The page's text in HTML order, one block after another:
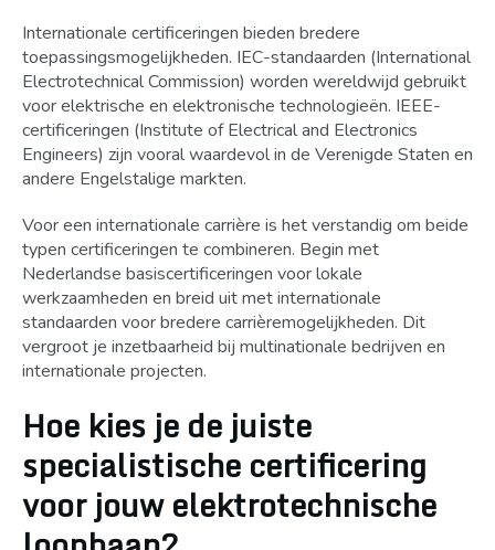
Internationale certificeringen bieden bredere
toepassingsmogelijkheden. IEC-standaarden (International
Electrotechnical Commission) worden wereldwijd gebruikt
voor elektrische en elektronische technologieën. IEEE-
certificeringen (Institute of Electrical and Electronics
Engineers) zijn vooral waardevol in de Verenigde Staten en
andere Engelstalige markten.
Voor een internationale carrière is het verstandig om beide
typen certificeringen te combineren. Begin met
Nederlandse basiscertificeringen voor lokale
werkzaamheden en breid uit met internationale
standaarden voor bredere carrièremogelijkheden. Dit
vergroot je inzetbaarheid bij multinationale bedrijven en
internationale projecten.
Hoe kies je de juiste
specialistische certificering
voor jouw elektrotechnische